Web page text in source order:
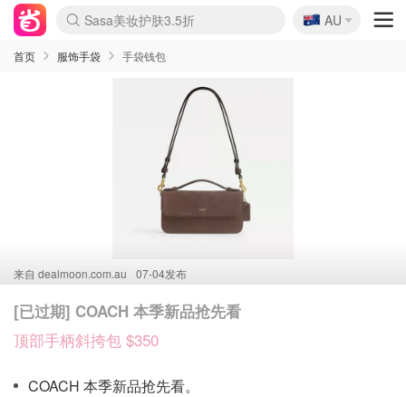
lululemon折扣上新
Sasa美妆护肤3.5折
SSENSE年中2.5折
FreshBeauty好价汇总
Cettire降价+叠9折
WWS Coles超市实拍
viagogo二手票捡漏
Myer超级周末
The Outnet奢牌1折起
David Jones 3折起
Flannels大牌1折
Perfumes Club护肤1折
AMIRO面罩$251
Amazon折扣汇总
eToro入金$200送$50
Amazon数码好物
ICONIC本周7.5折
ThedoubleF高奢地板价
Moose Knuckles 6折
丝芙兰5折起
EUFY摄像头$98
Selenichast首饰2折
Trip机票酒店促销
YSL送5件彩妆礼
Amazon家居好物
Amazon美妆护肤
雅漾大喷$8
过敏原检测盒$33
伊索独家赠50ml沐浴露
科颜氏高保湿面霜$29
SEALIFE海洋馆门票6折
丝塔芙大白罐$16
订阅Newsletter送香薰
Cult Beauty 6.8折
Harrods圣诞日历$525
LN-CC奢牌私促3折
d'Alba空姐喷雾$16
EVE LOM套装£56
Bernardelli独家4折
Adore Beauty 6折起
CT圣诞日历
Mytheresa奢品2.7折
Luxury Escapes 9折
Currentbody美容仪$881
MOON Garden Live
Roborock扫地机$649
Tingo Life水杯$24
Valentino官网5折
CR洗护套装$23
修丽可4件套$159
Myer彩妆2件7折
GANNI官网4.5折
Stylevana韩妆4折
Tessabit高奢8.5折
OGX洗发水$11
Amazon阿德莱德次日达
卡诗8.5折+赠礼
Philips Hue灯具8折
🇦🇺
AU
首页 服饰手袋 手袋钱包
来自 dealmoon.com.au 07-04发布
[已过期] COACH 本季新品抢先看
顶部手柄斜挎包 $350
COACH 本季新品抢先看。